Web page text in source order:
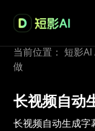
当前位置： 短影AI
做
长视频自动
长视频自动生成字